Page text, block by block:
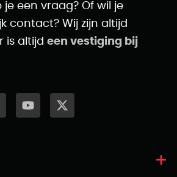
je een vraag? Of wil je
contact? Wij zijn altijd
is altijd een vestiging bij